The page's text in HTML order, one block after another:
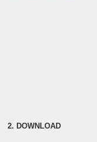
2. DOWNLOAD